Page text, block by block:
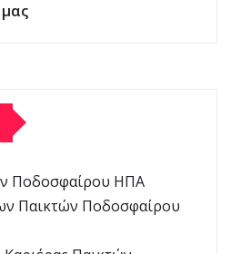
Ποδοσφαίρου ΗΠΑ
Παικτών Ποδοσφαίρου